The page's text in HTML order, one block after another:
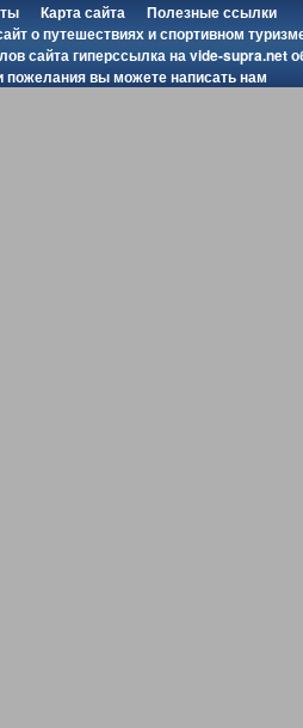
Карта сайта
Полезные ссылки
о путешествиях и спортивном
сайта гиперссылка наvide-supra.net
пожелания вы можетенаписать нам